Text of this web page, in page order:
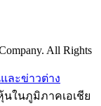
All Rights
ละข่าวต่าง
ในภูมิภาคเอเชีย